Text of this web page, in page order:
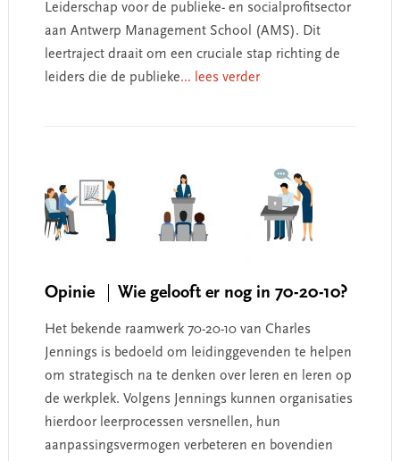
Leiderschap voor de publieke- en socialprofitsector
aan Antwerp Management School (AMS). Dit
leertraject draait om een cruciale stap richting de
leiders die de publieke... lees verder
Opinie Wie gelooft er nog in 70-20-10?
Het bekende raamwerk 70-20-10 van Charles
Jennings is bedoeld om leidinggevenden te helpen
om strategisch na te denken over leren en leren op
de werkplek. Volgens Jennings kunnen organisaties
hierdoor leerprocessen versnellen, hun
aanpassingsvermogen verbeteren en bovendien